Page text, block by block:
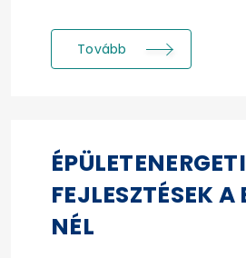
Tovább
FEJLESZTÉSEK
NÉL